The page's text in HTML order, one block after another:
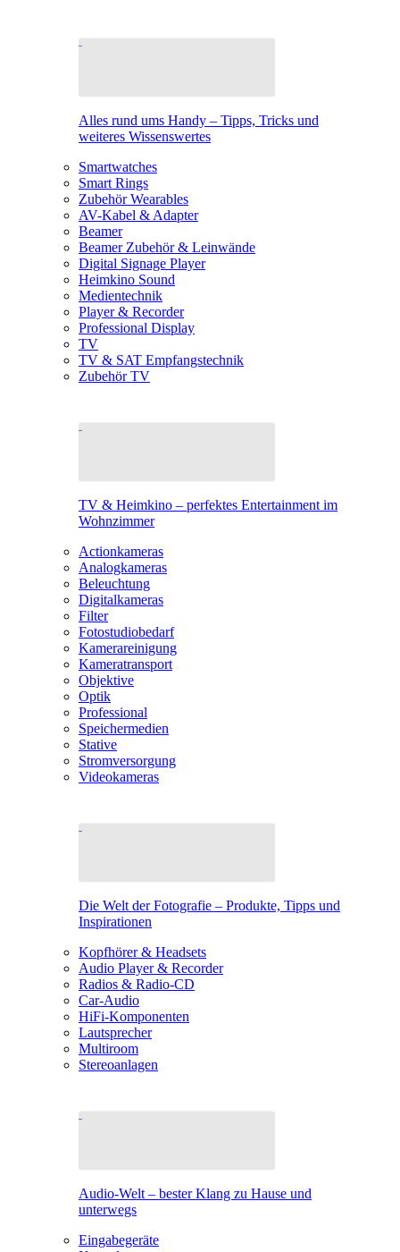
Alles rund ums Handy – Tipps, Tricks und
weiteres Wissenswertes
Smartwatches
Smart Rings
Zubehör Wearables
AV-Kabel & Adapter
Beamer
Beamer Zubehör & Leinwände
Digital Signage Player
Heimkino Sound
Medientechnik
Player & Recorder
Professional Display
TV
TV & SAT Empfangstechnik
Zubehör TV
TV & Heimkino – perfektes Entertainment im
Wohnzimmer
Actionkameras
Analogkameras
Beleuchtung
Digitalkameras
Filter
Fotostudiobedarf
Kamerareinigung
Kameratransport
Objektive
Optik
Professional
Speichermedien
Stative
Stromversorgung
Videokameras
Die Welt der Fotografie – Produkte, Tipps und
Inspirationen
Kopfhörer & Headsets
Audio Player & Recorder
Radios & Radio-CD
Car-Audio
HiFi-Komponenten
Lautsprecher
Multiroom
Stereoanlagen
Audio-Welt – bester Klang zu Hause und
unterwegs
Eingabegeräte